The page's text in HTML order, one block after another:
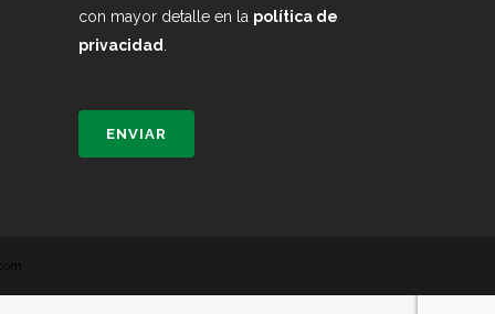
con mayor detalle en la política de
privacidad